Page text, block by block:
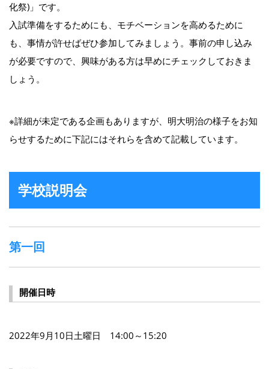
化祭)」です。
入試準備をするためにも、モチベーションを高めるために
も、事情が許せばぜひ参加してみましょう。事前の申し込み
が必要ですので、興味がある方は早めにチェックしておきま
しょう。
※詳細が未定である企画もありますが、明大明治の様子をお知
らせするために下記にはそれらを含めて記載しています。
学校説明会
第一回
開催日時
2022年9月10日土曜日 14:00～15:20